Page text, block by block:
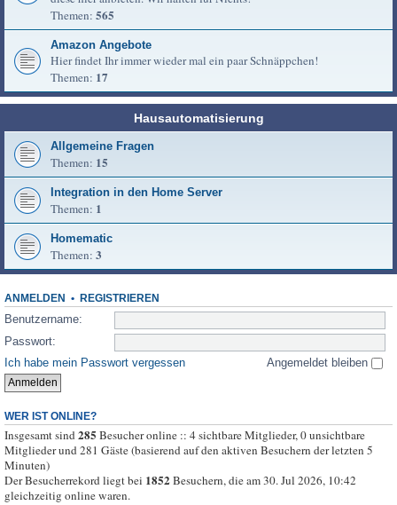
Themen: 565
Amazon Angebote
Hier findet Ihr immer wieder mal ein paar Schnäppchen!
Themen: 17
Hausautomatisierung
Allgemeine Fragen
Themen: 15
Integration in den Home Server
Themen: 1
Homematic
Themen: 3
ANMELDEN • REGISTRIEREN
Benutzername:
Passwort:
Ich habe mein Passwort vergessen
Angemeldet bleiben
WER IST ONLINE?
Insgesamt sind285 Besucher online :: 4 sichtbare Mitglieder, 0 unsichtbare
Mitglieder und 281 Gäste (basierend auf den aktiven Besuchern der letzten 5
Minuten)
Der Besucherrekord liegt bei 1852Besuchern, die am 30. Jul 2026, 10:42
gleichzeitig online waren.